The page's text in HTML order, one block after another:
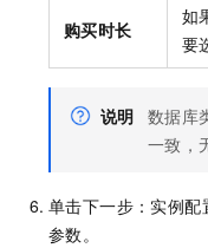
购买时长
如
要
说明 数据库
一致，
单击下一步：实例
参数。